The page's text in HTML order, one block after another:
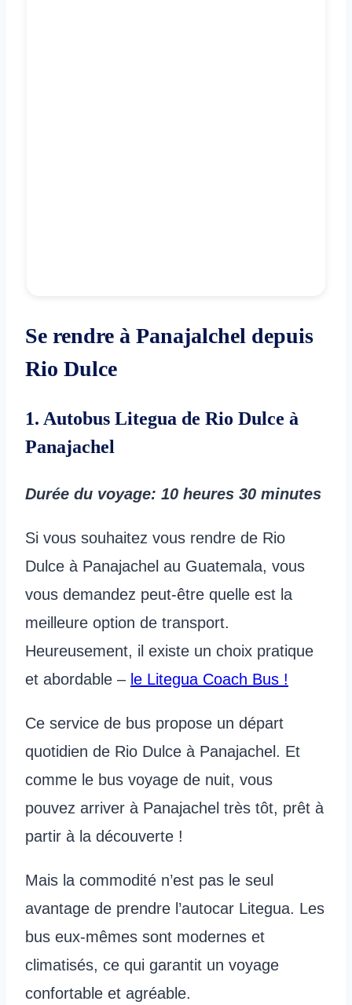
Se rendre à Panajalchel depuis
Rio Dulce
1. Autobus Litegua de Rio Dulce à
Panajachel
Durée du voyage: 10 heures 30 minutes
Si vous souhaitez vous rendre de Rio
Dulce à Panajachel au Guatemala, vous
vous demandez peut-être quelle est la
meilleure option de transport.
Heureusement, il existe un choix pratique
et abordable – le Litegua Coach Bus !
Ce service de bus propose un départ
quotidien de Rio Dulce à Panajachel. Et
comme le bus voyage de nuit, vous
pouvez arriver à Panajachel très tôt, prêt à
partir à la découverte !
Mais la commodité n’est pas le seul
avantage de prendre l’autocar Litegua. Les
bus eux-mêmes sont modernes et
climatisés, ce qui garantit un voyage
confortable et agréable.